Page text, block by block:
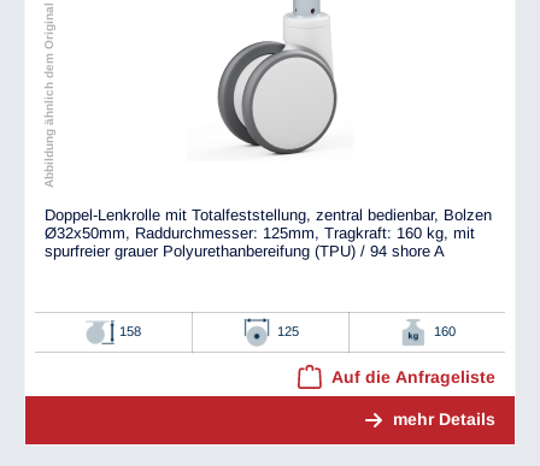
Abbildung ähnlich dem Original
Doppel-Lenkrolle mit Totalfeststellung, zentral bedienbar, Bolzen
Ø32x50mm, Raddurchmesser: 125mm, Tragkraft: 160 kg, mit
spurfreier grauer Polyurethanbereifung (TPU) / 94 shore A
158 125 160
Auf die Anfrageliste
mehr Details